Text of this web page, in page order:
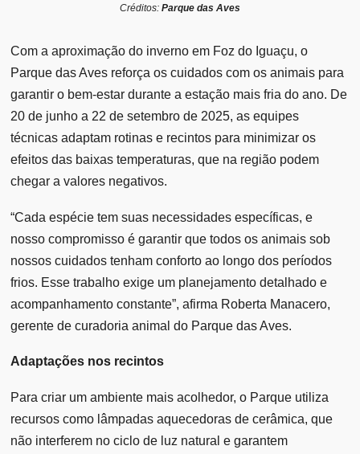
Créditos: Parque das Aves
Com a aproximação do inverno em Foz do Iguaçu, o
Parque das Aves reforça os cuidados com os animais para
garantir o bem-estar durante a estação mais fria do ano. De
20 de junho a 22 de setembro de 2025, as equipes
técnicas adaptam rotinas e recintos para minimizar os
efeitos das baixas temperaturas, que na região podem
chegar a valores negativos.
“Cada espécie tem suas necessidades específicas, e
nosso compromisso é garantir que todos os animais sob
nossos cuidados tenham conforto ao longo dos períodos
frios. Esse trabalho exige um planejamento detalhado e
acompanhamento constante”, afirma Roberta Manacero,
gerente de curadoria animal do Parque das Aves.
Adaptações nos recintos
Para criar um ambiente mais acolhedor, o Parque utiliza
recursos como lâmpadas aquecedoras de cerâmica, que
não interferem no ciclo de luz natural e garantem